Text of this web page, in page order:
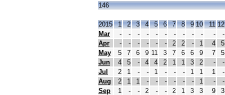
146
2015 1 2 3 4 5 6 7 8 9 10 11 12
Mar
- - - - - - - - - - -
-
Apr
- - - - - - 2 2 - 1 4
5
May
5 7 6 9 11 3 7 6 6 9 7
5
Jun
4 5 - 4 4 2 1 1 3 2 -
-
Jul
2 1 - - 1 - - - 1 1 1
-
Aug
2 1 1 - - - - - - 1 -
-
Sep
1 - - 2 - - 2 1 3 3 9
3